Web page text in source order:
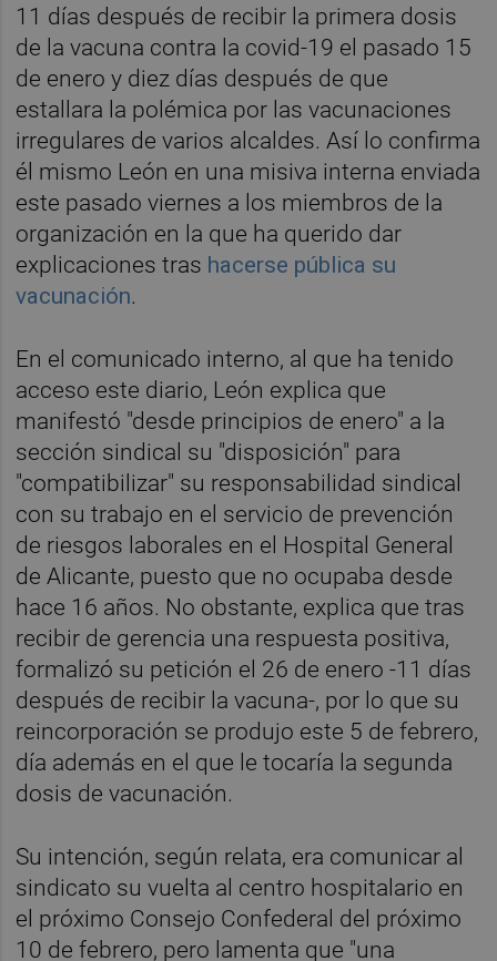
11 días después de recibir la primera dosis
de la vacuna contra la covid-19 el pasado 15
de enero y diez días después de que
estallara la polémica por las vacunaciones
irregulares de varios alcaldes. Así lo confirma
él mismo León en una misiva interna enviada
este pasado viernes a los miembros de la
organización en la que ha querido dar
explicaciones tras hacerse pública su
vacunación.
En el comunicado interno, al que ha tenido
acceso este diario, León explica que
manifestó "desde principios de enero" a la
sección sindical su "disposición" para
"compatibilizar" su responsabilidad sindical
con su trabajo en el servicio de prevención
de riesgos laborales en el Hospital General
de Alicante, puesto que no ocupaba desde
hace 16 años. No obstante, explica que tras
recibir de gerencia una respuesta positiva,
formalizó su petición el 26 de enero -11 días
después de recibir la vacuna-, por lo que su
reincorporación se produjo este 5 de febrero,
día además en el que le tocaría la segunda
dosis de vacunación.
Su intención, según relata, era comunicar al
sindicato su vuelta al centro hospitalario en
el próximo Consejo Confederal del próximo
10 de febrero, pero lamenta que "una